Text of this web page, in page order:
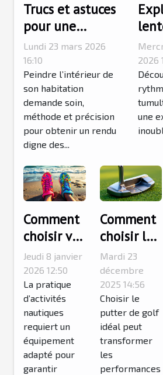
Trucs et astuces
pour une
peinture
intérieure
impeccable
Lundi 23 mars 2026
16:10
Peindre l’intérieur de
son habitation
demande soin,
méthode et précision
pour obtenir un rendu
digne des...
2026
une
Comment
choisir vos
chaussons
pour
activités
nautiques
?
Jeudi 8 janvier
2026 12:50
La pratique
d’activités
nautiques
requiert un
équipement
adapté pour
garantir
Comment
choisir le
putter de
golf idéal
pour votre
style de
jeu ?
Mardi 23
décembre
2025 14:56
Choisir le
putter de golf
idéal peut
transformer
les
performances